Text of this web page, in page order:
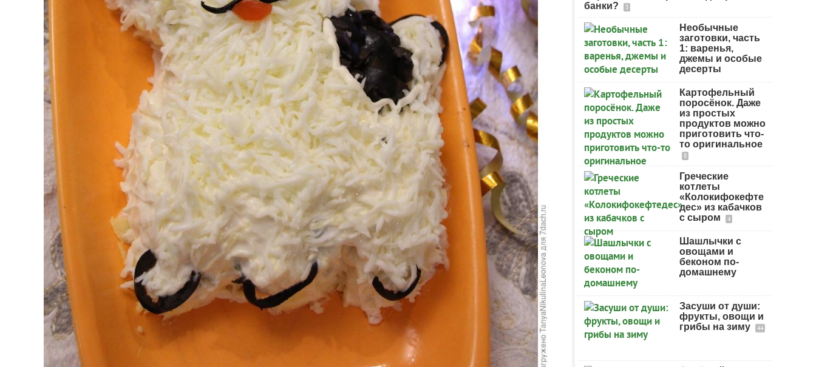
банки?
3
Необычные
заготовки, часть
1: варенья,
джемы и особые
десерты
Картофельный
поросёнок. Даже
из простых
продуктов можно
приготовить что-
то оригинальное
8
Греческие
котлеты
«Колокифокефте
дес» из кабачков
с сыром
4
Шашлычки с
овощами и
беконом по-
домашнему
Засуши от души:
фрукты, овощи и
грибы на зиму
44